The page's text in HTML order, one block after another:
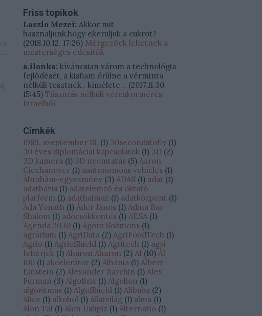
Friss topikok
Laszlo Mezei: Akkor mit
hasznaljunk,hogy ekeruljuk a cukrot?
(2018.10.12. 17:26) Mérgezőek lehetnek a
mesterséges édesítők
a.ilonka: kíváncsian várom a technológia
fejlődését, a kisfiam örülne a vérminta
nélküli tesztnek.. kímélete... (2017.11.30.
15:45) Tűszúrás nélküli vércukormérés
Izraelből
Címkék
1989. szeptember 18. (1) 30secondstofly (1)
30 éves diplomáciai kapcsolatok (1) 3D (2)
3D kamera (1) 3D nyomtatás (5) Aaron
Ciechanover (1) aautonomous vehicles (1)
Ábrahám-egyezmény (3) ADAS (1) adat (1)
adatbázis (1) adatelemző és oktató
platform (1) adathalmaz (1) adatközpont (1)
Ada Yonath (1) Áder János (1) Adina Bar-
Shalom (1) adócsökkentés (1) AESA (1)
Agenda 2030 (1) Agora Solutions (1)
agrárium (1) AgriData (2) AgriFoodTech (1)
Agrio (1) AgrioShield (1) Agritech (1) agyi
fehérjék (1) Aharon Aharon (2) AI (10) AI
100 (1) akcelerátor (2) Albánia (1) Albert
Einstein (2) Alexander Zarchin (1) Alex
Furman (3) AlgoBrix (1) Algolion (1)
algoritmus (1) AlgoShield (1) Alibaba (2)
Alice (1) alkohol (1) állatvilág (1) alma (1)
Alon Tal (1) Alon Ushpiz (1) Alternatio (1)